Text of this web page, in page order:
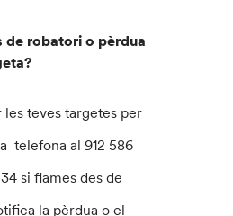
de robatori o pèrdua
les teves targetes per
telefona al 912 586
si flames des de
la pèrdua o el